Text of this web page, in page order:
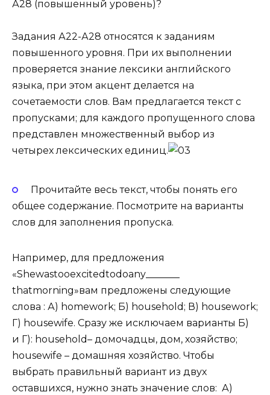
А28 (повышенный уровень)?
Задания А22-А28 относятся к заданиям
повышенного уровня. При их выполнении
проверяется знание лексики английского
языка, при этом акцент делается на
сочетаемости слов. Вам предлагается текст с
пропусками; для каждого пропущенного слова
представлен множественный выбор из
четырех лексических единиц.
Прочитайте весь текст, чтобы понять его
общее содержание. Посмотрите на варианты
слов для заполнения пропуска.
Например, для предложения
«Shewastooexcitedtodoany
thatmorning»вам предложены следующие
слова : А) homework; Б) household ; В) housework;
Г) housewife. Сразу же исключаем варианты Б)
и Г): household– домочадцы, дом, хозяйство;
housewife – домашняя хозяйство. Чтобы
выбрать правильный вариант из двух
оставшихся, нужно знать значение слов: А)